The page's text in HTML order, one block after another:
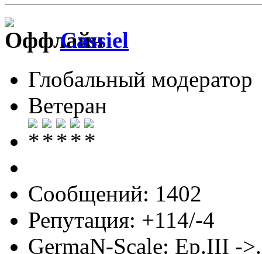
Cassiel
Глобальный модератор
Ветеран
Сообщений: 1402
Репутация: +114/-4
GermaN-Scale: Ep.III -